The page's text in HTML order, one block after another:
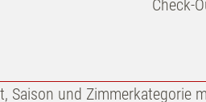
Check-
Saison und Zimmerkategorie